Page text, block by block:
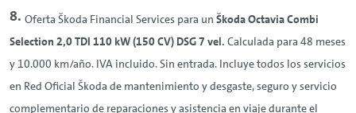
Oferta Škoda Financial Services para un Škoda Octavia Combi
Selection 2,0 TDI 110 kW (150 CV) DSG 7 vel. Calculada para 48 meses
y 10.000 km/año. IVA incluido. Sin entrada. Incluye todos los servicios
en Red Oficial Škoda de mantenimiento y desgaste, seguro y servicio
complementario de reparaciones y asistencia en viaje durante el